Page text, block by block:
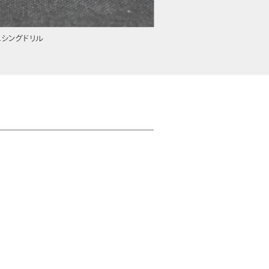
ングドリル